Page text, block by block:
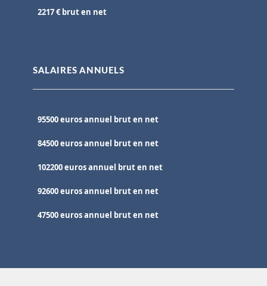
2217 € brut en net
SALAIRES ANNUELS
95500 euros annuel brut en net
84500 euros annuel brut en net
102200 euros annuel brut en net
92600 euros annuel brut en net
47500 euros annuel brut en net